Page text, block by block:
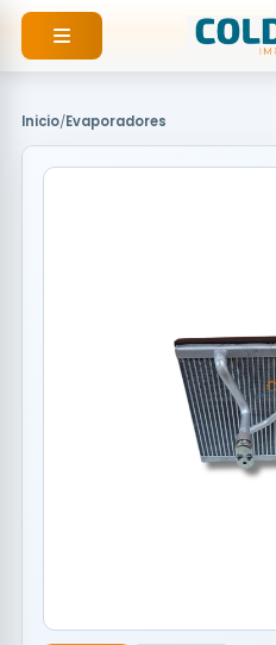
contenido
Inicio/Evaporadores